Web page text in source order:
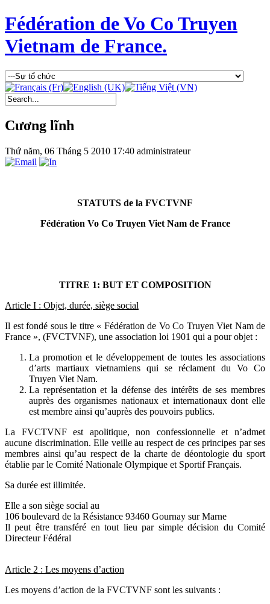
Fédération de Vo Co Truyen
Vietnam de France.
Cương lĩnh
Thứ năm, 06 Tháng 5 2010 17:40 administrateur
STATUTS de la FVCTVNF
Fédération Vo Co Truyen Viet Nam de France
TITRE 1: BUT ET COMPOSITION
Article I : Objet, durée, siège social
Il est fondé sous le titre « Fédération de Vo Co Truyen Viet Nam de
France », (FVCTVNF), une association loi 1901 qui a pour objet :
La promotion et le développement de toutes les associations
d’arts martiaux vietnamiens qui se réclament du Vo Co
Truyen Viet Nam.
La représentation et la défense des intérêts de ses membres
auprès des organismes nationaux et internationaux dont elle
est membre ainsi qu’auprès des pouvoirs publics.
La FVCTVNF est apolitique, non confessionnelle et n’admet
aucune discrimination. Elle veille au respect de ces principes par ses
membres ainsi qu’au respect de la charte de déontologie du sport
établie par le Comité Nationale Olympique et Sportif Français.
Sa durée est illimitée.
Elle a son siège social au
106 boulevard de la Résistance 93460 Gournay sur Marne
Il peut être transféré en tout lieu par simple décision du Comité
Directeur Fédéral
Article 2 : Les moyens d’action
Les moyens d’action de la FVCTVNF sont les suivants :